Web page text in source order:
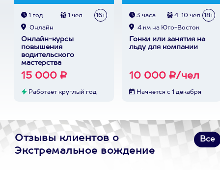
1 год 1 чел 16+
Онлайн
Онлайн-курсы
повышения
водительского
мастерства
15 000 ₽
Работает круглый год
3 часа 4-10 чел 18+
4 км на Юго-Восток
Гонки или занятия на
льду для компании
10 000 ₽/чел
Начнется с 1 декабря
Отзывы клиентов о
Экстремальное вождение
Все